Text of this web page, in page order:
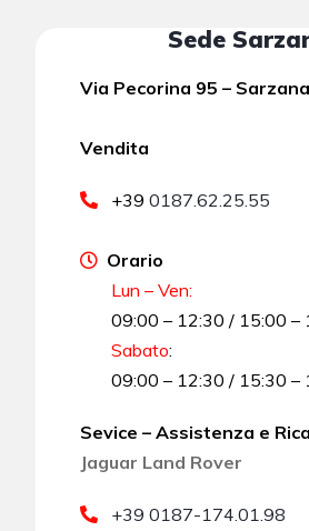
Sede
Via Pecorina 95 –
Vendita
+390187.62.25.55
Orario
Lun – Ven:
09:00 – 12:30 / 15:00 –
Sabato:
09:00 – 12:30 / 15:30 –
Sevice – Assistenza e
Jaguar Land Rover
+39 0187-174.01.98